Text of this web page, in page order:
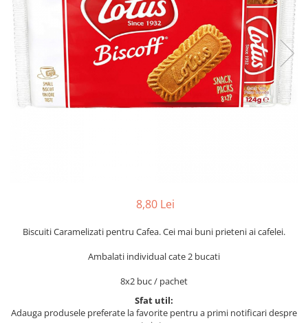
8,80 Lei
Biscuiti Caramelizati pentru Cafea. Cei mai buni prieteni ai cafelei.
Ambalati individual cate 2 bucati
8x2 buc / pachet
Sfat util:
Adauga produsele preferate la favorite pentru a primi notificari despre